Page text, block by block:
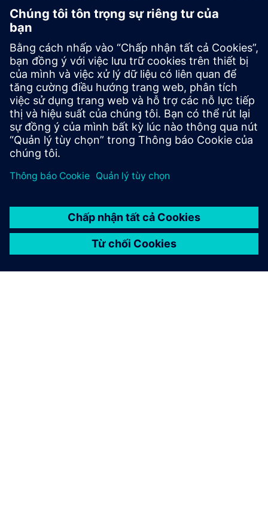
Simulation WLAN
Mô phỏng bao gồm các giai đoạn chuẩn bị, thực hiện kỹ
thuật bao gồm thiết bị đo lường, đánh giá và xử lý hậu kỳ.
Tìm hiểu thêm